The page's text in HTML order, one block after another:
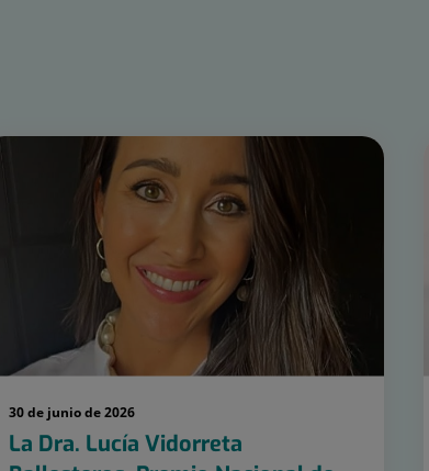
30 de junio de 2026
La Dra. Lucía Vidorreta